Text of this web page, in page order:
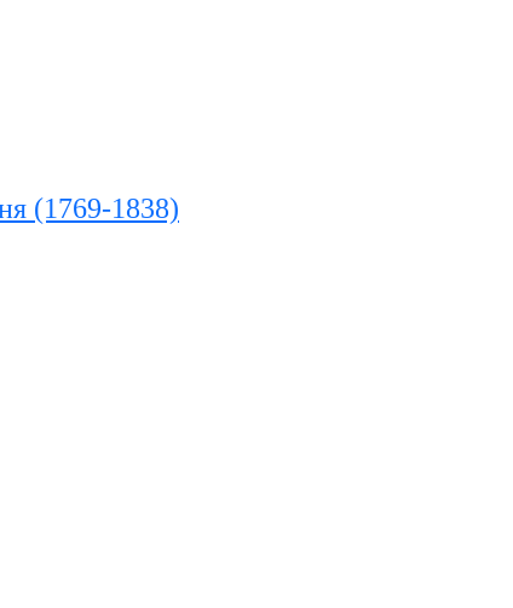
(1769-1838)